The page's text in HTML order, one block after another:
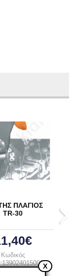
ΠΛΑΓΙΟΣ
TR-30
Κωδικός
X